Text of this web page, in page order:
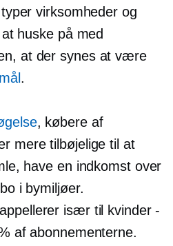
virksomheder og
huske på med
at der synes at være
.
, købere af
mere tilbøjelige til at
have en indkomst over
i bymiljøer.
især til kvinder -
af abonnementerne.